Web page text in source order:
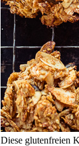
Diese glutenfreien